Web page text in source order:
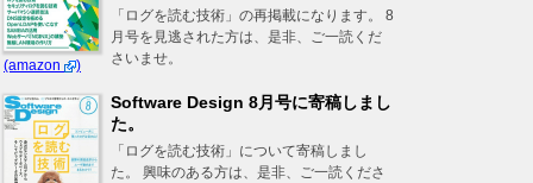
(amazon )
「ログを読む技術」の再掲載になります。 8
月号を見逃された方は、是非、ご一読くだ
さいませ。
Software Design 8月号に寄稿しまし
た。
「ログを読む技術」について寄稿しまし
た。 興味のある方は、是非、ご一読くださ